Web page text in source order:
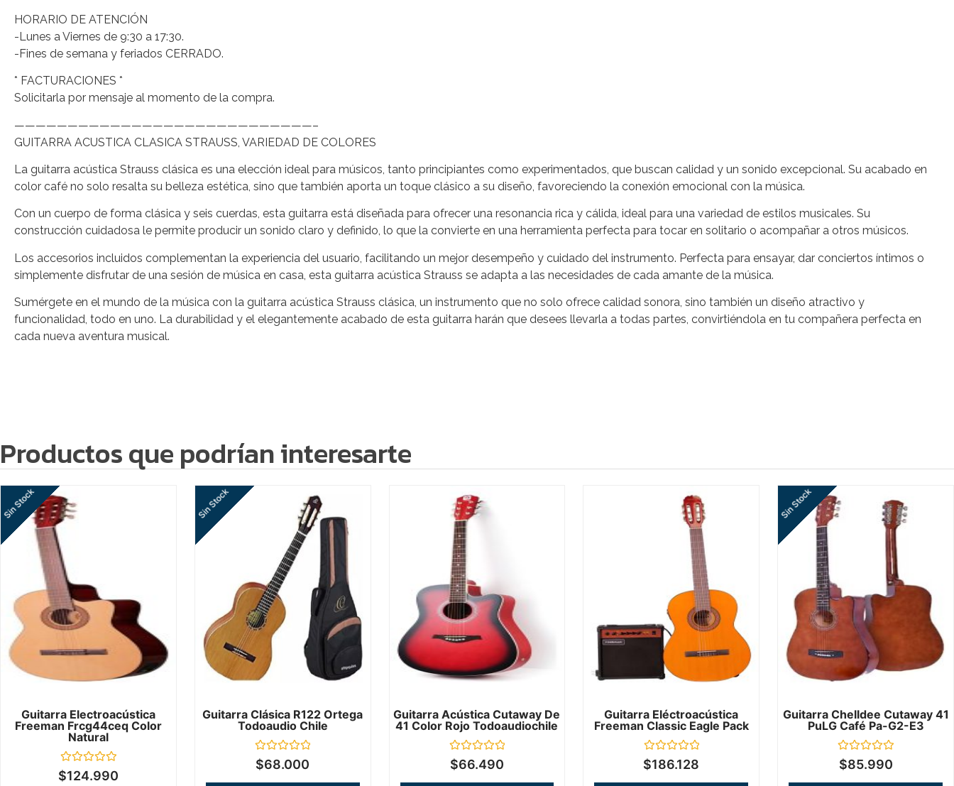
HORARIO DE ATENCIÓN
-Lunes a Viernes de 9:30 a 17:30.
-Fines de semana y feriados CERRADO.
* FACTURACIONES *
Solicitarla por mensaje al momento de la compra.
————————————————————————————–
GUITARRA ACUSTICA CLASICA STRAUSS, VARIEDAD DE COLORES
La guitarra acústica Strauss clásica es una elección ideal para músicos, tanto principiantes como experimentados, que buscan calidad y un sonido excepcional. Su acabado en
color café no solo resalta su belleza estética, sino que también aporta un toque clásico a su diseño, favoreciendo la conexión emocional con la música.
Con un cuerpo de forma clásica y seis cuerdas, esta guitarra está diseñada para ofrecer una resonancia rica y cálida, ideal para una variedad de estilos musicales. Su
construcción cuidadosa le permite producir un sonido claro y definido, lo que la convierte en una herramienta perfecta para tocar en solitario o acompañar a otros músicos.
Los accesorios incluidos complementan la experiencia del usuario, facilitando un mejor desempeño y cuidado del instrumento. Perfecta para ensayar, dar conciertos íntimos o
simplemente disfrutar de una sesión de música en casa, esta guitarra acústica Strauss se adapta a las necesidades de cada amante de la música.
Sumérgete en el mundo de la música con la guitarra acústica Strauss clásica, un instrumento que no solo ofrece calidad sonora, sino también un diseño atractivo y
funcionalidad, todo en uno. La durabilidad y el elegantemente acabado de esta guitarra harán que desees llevarla a todas partes, convirtiéndola en tu compañera perfecta en
cada nueva aventura musical.
Productos que podrían interesarte
Guitarra Electroacústica
Freeman Frcg44ceq Color
Natural
Valorado
en
Sin Stock
$124.990
Guitarra Clásica R122 Ortega
Todoaudio Chile
Valorado
en
Sin Stock
$68.000
Guitarra Acústica Cutaway De
41 Color Rojo Todoaudiochile
Valorado
en
$66.490
Guitarra Eléctroacústica
Freeman Classic Eagle Pack
Valorado
en
$186.128
Guitarra Chelldee Cutaway 41
PuLG Café Pa-G2-E3
Valorado
en
Sin Stock
$85.990